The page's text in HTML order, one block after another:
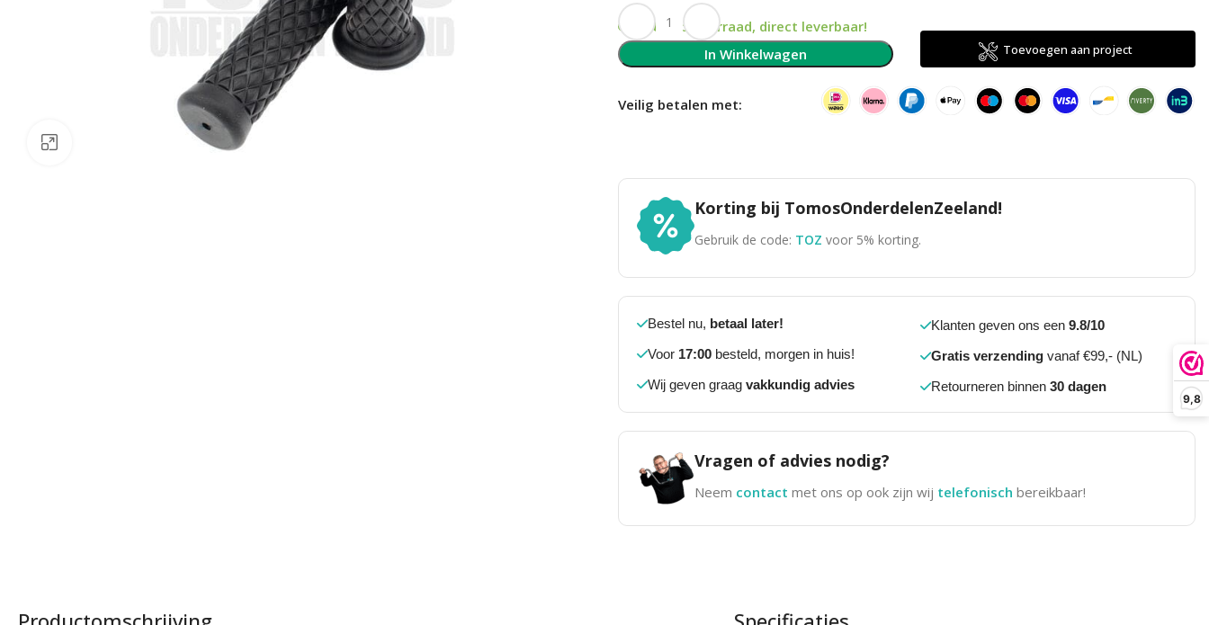
9,8
Klik om te vergroten
Op voorraad, direct leverbaar!
In Winkelwagen
Toevoegen aan project
Veilig betalen met:
Korting bij TomosOnderdelenZeeland!
Gebruik de code: TOZ voor 5% korting.
Bestel nu, betaal later!
Voor 17:00besteld, morgen in huis!
Wij geven graag vakkundig advies
Klanten geven ons een 9.8/10
Gratis verzendingvanaf €99,- (NL)
Retourneren binnen 30 dagen
Vragen of advies nodig?
Neem contact met ons op ook zijn wij telefonisch bereikbaar!